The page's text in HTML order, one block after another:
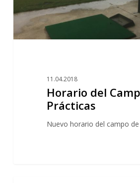
11.04.2018
Horario del
Prácticas
Nuevo horario del campo